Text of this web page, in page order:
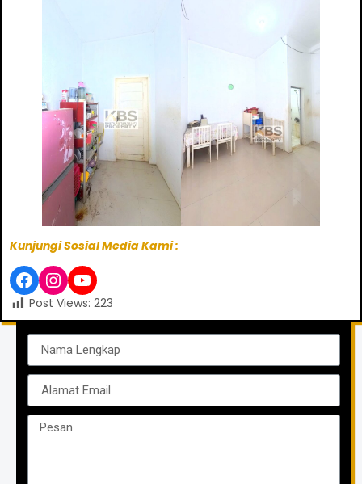
Kunjungi Sosial Media Kami :
Post Views: 223